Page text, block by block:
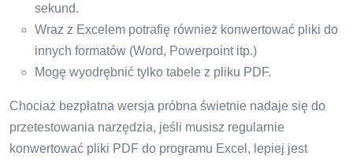
sekund.
Wraz z Excelem potrafię również konwertować pliki do
innych formatów (Word, Powerpoint itp.)
Mogę wyodrębnić tylko tabele z pliku PDF.
Chociaż bezpłatna wersja próbna świetnie nadaje się do
przetestowania narzędzia, jeśli musisz regularnie
konwertować pliki PDF do programu Excel, lepiej jest